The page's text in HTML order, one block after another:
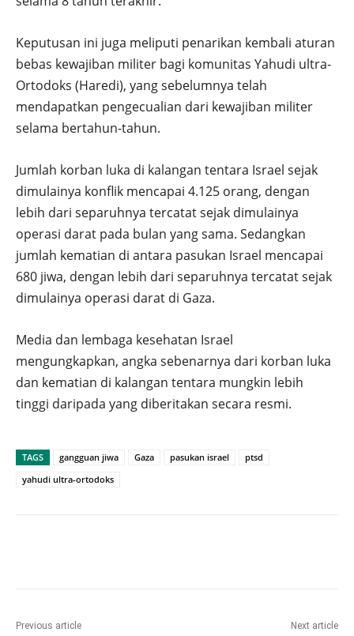
Keputusan ini juga meliputi penarikan kembali aturan
bebas kewajiban militer bagi komunitas Yahudi ultra-
Ortodoks (Haredi), yang sebelumnya telah
mendapatkan pengecualian dari kewajiban militer
selama bertahun-tahun.
Jumlah korban luka di kalangan tentara Israel sejak
dimulainya konflik mencapai 4.125 orang, dengan
lebih dari separuhnya tercatat sejak dimulainya
operasi darat pada bulan yang sama. Sedangkan
jumlah kematian di antara pasukan Israel mencapai
680 jiwa, dengan lebih dari separuhnya tercatat sejak
dimulainya operasi darat di Gaza.
Media dan lembaga kesehatan Israel
mengungkapkan, angka sebenarnya dari korban luka
dan kematian di kalangan tentara mungkin lebih
tinggi daripada yang diberitakan secara resmi.
TAGS gangguan jiwa Gaza pasukan israel
ptsd
yahudi ultra-ortodoks
Previous article Next article